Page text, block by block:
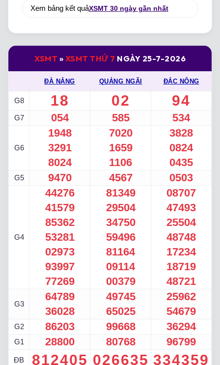
Xem bảng kết quảXSMT 30 ngày gần nhất
XSMT » XSMT THỨ 7 NGÀY 25-7-2026
ĐÀ NẴNG QUẢNG NGÃI ĐẮC NÔNG
G8 18 02 94
G7 054 585 534
G6
1948
3291
8024
7020
1659
1106
3828
0824
0435
G5 9470 4567 0503
G4
44276
41579
85362
53281
02973
93997
77269
81349
29504
34750
59496
81164
09114
00379
08707
47493
25504
48748
17234
18719
48721
G3
64789
36028
49745
65025
25962
54679
G2 86203 99668 36294
G1 28800 80768 96799
ĐB 812405 026635 334359